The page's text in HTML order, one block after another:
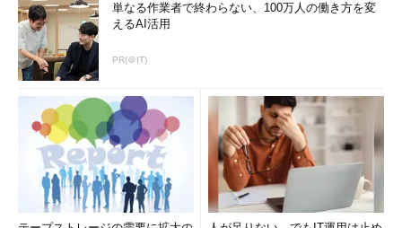
単なる作業者で終わらない、100万人の働き方を変
えるAI活用
PR(＠IT)